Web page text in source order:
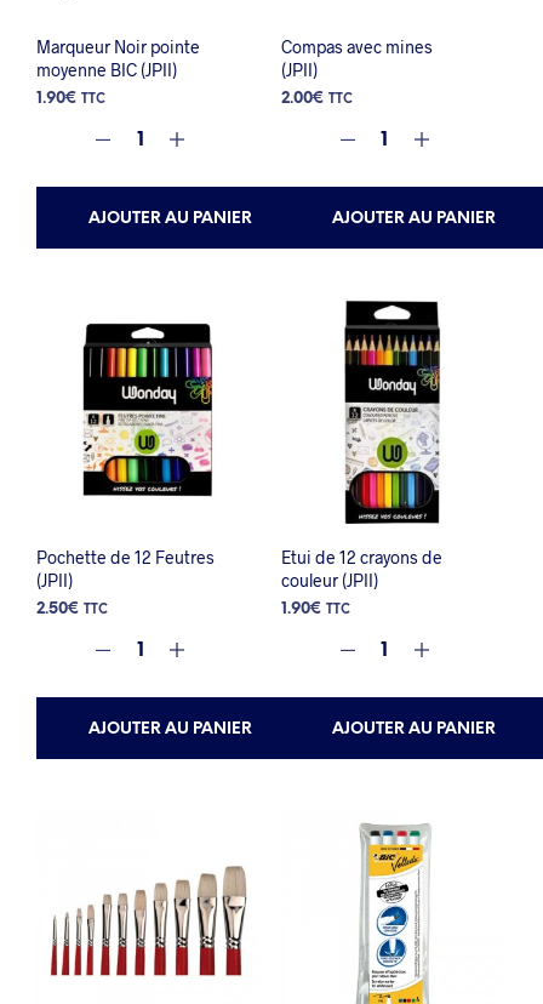
Marqueur Noir pointe
moyenne BIC (JPII)
1.90€ TTC
AJOUTER AU PANIER
Compas avec mines
(JPII)
2.00€ TTC
AJOUTER AU PANIER
Pochette de 12 Feutres
(JPII)
2.50€ TTC
AJOUTER AU PANIER
Etui de 12 crayons de
couleur (JPII)
1.90€ TTC
AJOUTER AU PANIER